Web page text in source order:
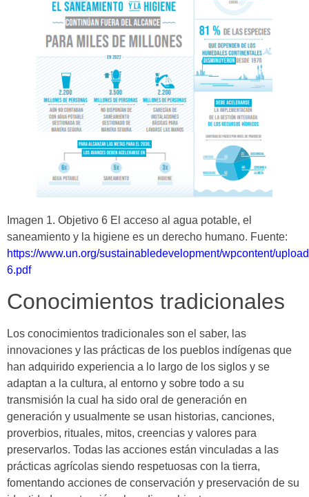
Imagen 1. Objetivo 6 El acceso al agua potable, el
saneamiento y la higiene es un derecho humano. Fuente:
https://www.un.org/sustainabledevelopment/wpcontent/
6.pdf
Conocimientos tradicionales
Los conocimientos tradicionales son el saber, las
innovaciones y las prácticas de los pueblos indígenas que
han adquirido experiencia a lo largo de los siglos y se
adaptan a la cultura, al entorno y sobre todo a su
transmisión la cual ha sido oral de generación en
generación y usualmente se usan historias, canciones,
proverbios, rituales, mitos, creencias y valores para
preservarlos. Todas las acciones están vinculadas a las
prácticas agrícolas siendo respetuosas con la tierra,
fomentando acciones de conservación y preservación de su